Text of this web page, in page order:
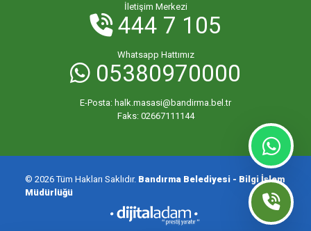
İletişim Merkezi
444 7 105
Whatsapp Hattımız
05380970000
E-Posta: halk.masasi@bandirma.bel.tr
Faks: 02667111144
© 2026 Tüm Hakları Saklıdır. Bandırma Belediyesi - Bilgi İşlem
Müdürlüğü